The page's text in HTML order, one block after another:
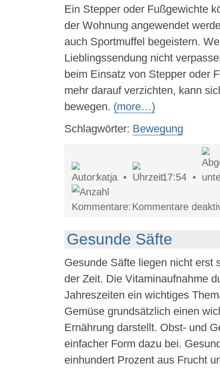
Ein Stepper oder Fußgewichte
der Wohnung angewendet
auch Sportmuffel begeistern.
Lieblingssendung nicht
beim Einsatz von Stepper oder
mehr darauf verzichten, kann
bewegen. (more…)
Schlagwörter: Bewegung
katja • 17:54 •
Kommentare
Gesunde Säfte
Gesunde Säfte liegen nicht erst
der Zeit. Die Vitaminaufnahme
Jahreszeiten ein wichtiges
Gemüse grundsätzlich einen
Ernährung darstellt. Obst- und
einfacher Form dazu bei.
einhundert Prozent aus Frucht